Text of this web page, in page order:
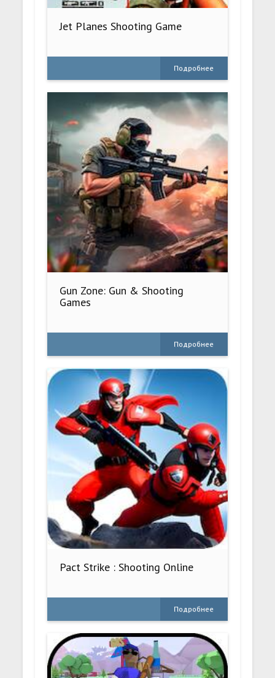
Jet Planes Shooting Game
Подробнее
Gun Zone: Gun & Shooting
Games
Подробнее
Pact Strike : Shooting Online
Подробнее